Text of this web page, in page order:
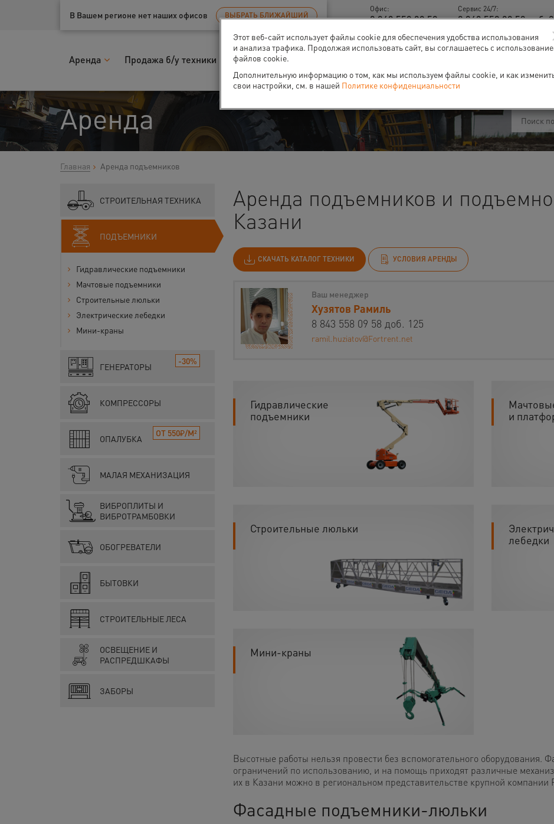
Ваш город:Казань
В Вашем регионе нет наших офисов ВЫБРАТЬ БЛИЖАЙШИЙ
Офис:
8 843 558 09 58
Сервис 24/7:
8 843 558 09 58 доб. 2
Аренда Продажа б/у техники Запчасти
Аренда
Главная Аренда подъемников
СТРОИТЕЛЬНАЯ ТЕХНИКА
ПОДЪЕМНИКИ
Гидравлические подъемники
Мачтовые подъемники
Строительные люльки
Электрические лебедки
Мини-краны
ГЕНЕРАТОРЫ
-30%
КОМПРЕССОРЫ
ОПАЛУБКА
ОТ 550₽/М²
МАЛАЯ МЕХАНИЗАЦИЯ
ВИБРОПЛИТЫ И
ВИБРОТРАМБОВКИ
ОБОГРЕВАТЕЛИ
БЫТОВКИ
СТРОИТЕЛЬНЫЕ ЛЕСА
ОСВЕЩЕНИЕ И
РАСПРЕДШКАФЫ
ЗАБОРЫ
Аренда подъемников и
Казани
СКАЧАТЬ КАТАЛОГ ТЕХНИКИ УСЛОВИЯ АРЕНДЫ
Ваш менеджер
Хузятов Рамиль
8 843 558 09 58 доб. 125
ramil.huziatov@Fortrent.net
Гидравлические
подъемники
и
Строительные люльки
лебедки
Мини-краны
Высотные работы нельзя провести без вспомогательного
ограничений по использованию, и на помощь приходят различные
их в Казани можно в региональном представительстве крупной компании
Фасадные подъемники-люльки
Этот веб-сайт использует файлы cookie для обеспечения удобства использования
и анализа трафика. Продолжая использовать сайт, вы соглашаетесь с
файлов cookie.
Дополнительную информацию о том, как мы используем файлы cookie, и как
свои настройки, см. в нашей Политике конфиденциальности